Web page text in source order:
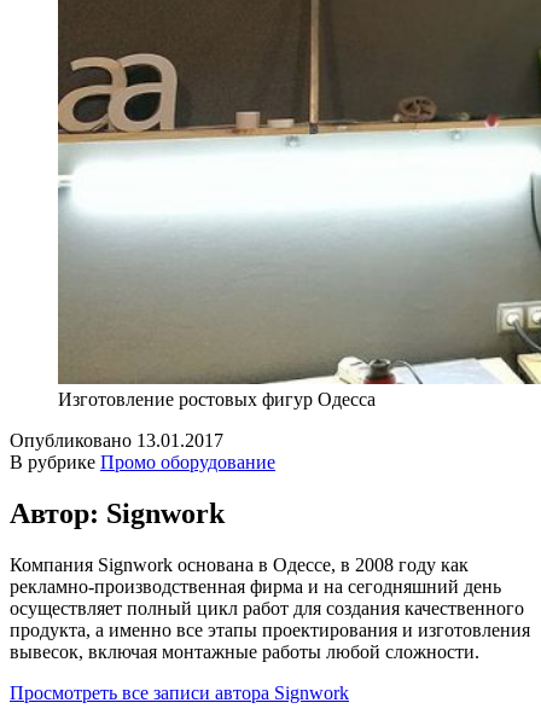
Изготовление ростовых фигур Одесса
Опубликовано 13.01.2017
В рубрике Промо оборудование
Автор: Signwork
Компания Signwork основана в Одессе, в 2008 году как
рекламно-производственная фирма и на сегодняшний день
осуществляет полный цикл работ для создания качественного
продукта, а именно все этапы проектирования и изготовления
вывесок, включая монтажные работы любой сложности.
Просмотреть все записи автора Signwork